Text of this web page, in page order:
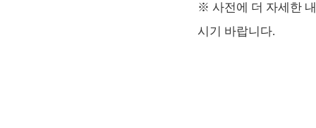
※ 사전에 더 자세한
시기 바랍니다.